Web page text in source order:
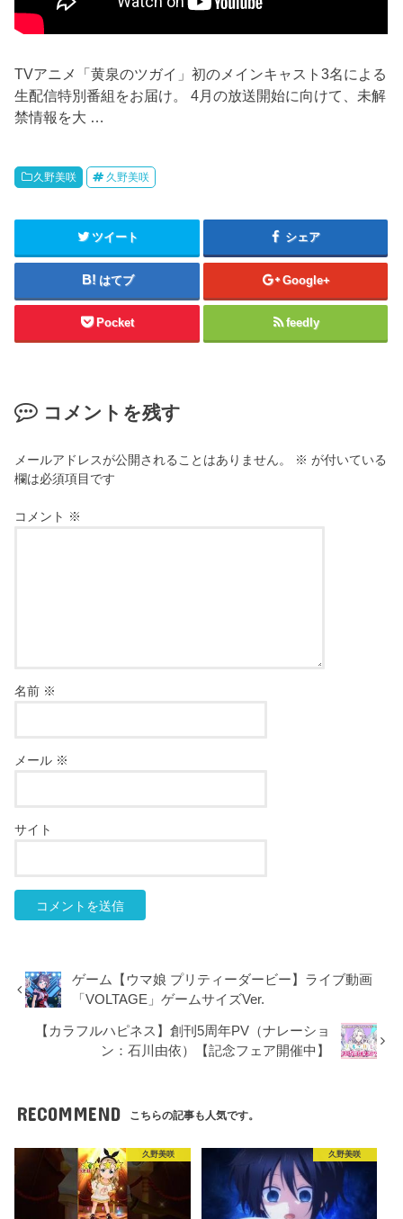
TVアニメ「黄泉のツガイ」初のメインキャスト3名による
生配信特別番組をお届け。 4月の放送開始に向けて、未解
禁情報を大 …
久野美咲 久野美咲
ツイート シェア
はてブ Google+
Pocket feedly
コメントを残す
メールアドレスが公開されることはありません。 ※ が付いている
欄は必須項目です
コメント ※
名前 ※
メール ※
サイト
ゲーム【ウマ娘 プリティーダービー】ライブ動画
「VOLTAGE」ゲームサイズVer.
【カラフルハピネス】創刊5周年PV（ナレーショ
ン：石川由依）【記念フェア開催中】
RECOMMEND こちらの記事も人気です。
久野美咲 久野美咲